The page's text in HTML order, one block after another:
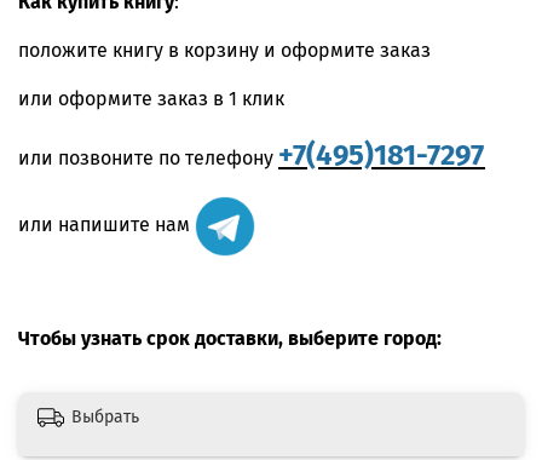
положите книгу в корзину и оформите заказ
или оформите заказ в 1 клик
или позвоните по телефону +7(495)181-7297
или напишите нам
Чтобы узнать срок доставки, выберите город:
Выбрать